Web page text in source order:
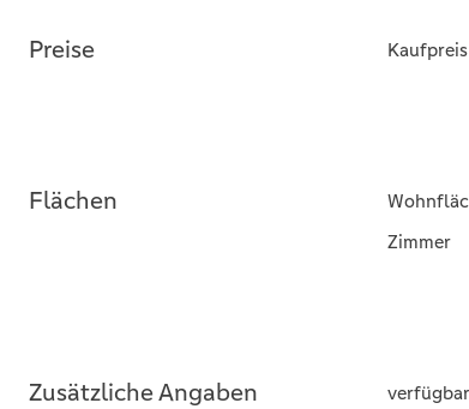
Preise Kaufpreis
Flächen
Zimmer
Zusätzliche Angaben